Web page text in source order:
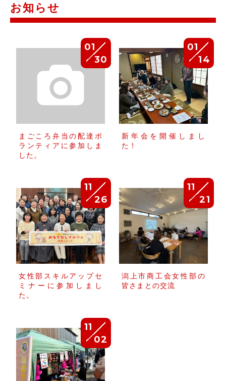
お知らせ
01
30
まごころ弁当の配達ボ
ランティアに参加しま
した。
01
14
新年会を開催しまし
た！
11
26
女性部スキルアップセ
ミナーに参加しまし
た。
11
21
潟上市商工会女性部の
皆さまとの交流
11
02